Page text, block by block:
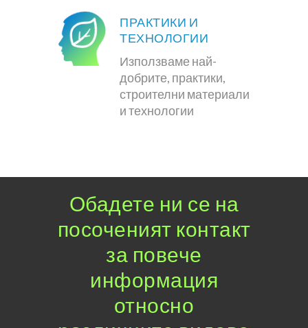
ПРАКТИКИ И
ТЕХНОЛОГИИ
Използваме най-
добрите, практики,
строителни материали
и технологии
Обадете ни се на
посоченият контакт
за повече
информация
относно